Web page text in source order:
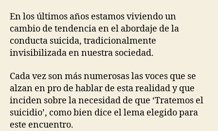
En los últimos años estamos viviendo un
cambio de tendencia en el abordaje de la
conducta suicida, tradicionalmente
invisibilizada en nuestra sociedad.
Cada vez son más numerosas las voces que se
alzan en pro de hablar de esta realidad y que
inciden sobre la necesidad de que ‘Tratemos el
suicidio’, como bien dice el lema elegido para
este encuentro.